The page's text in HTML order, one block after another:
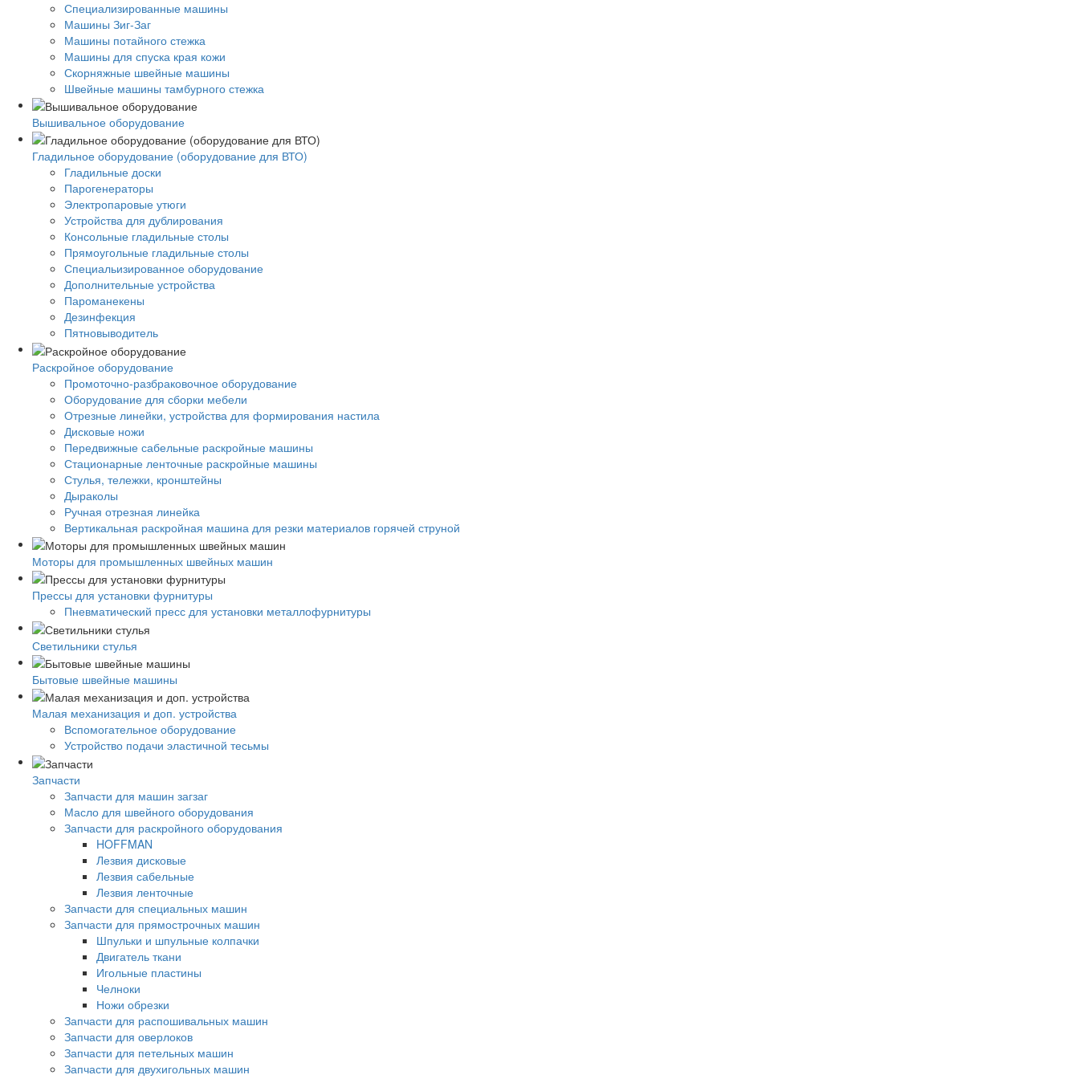
Специализированные машины
Машины Зиг-Заг
Машины потайного стежка
Машины для спуска края кожи
Скорняжные швейные машины
Швейные машины тамбурного стежка
Вышивальное оборудование
Гладильное оборудование (оборудование для ВТО)
Гладильные доски
Парогенераторы
Электропаровые утюги
Устройства для дублирования
Консольные гладильные столы
Прямоугольные гладильные столы
Специальизированное оборудование
Дополнительные устройства
Пароманекены
Дезинфекция
Пятновыводитель
Раскройное оборудование
Промоточно-разбраковочное оборудование
Оборудование для сборки мебели
Отрезные линейки, устройства для формирования настила
Дисковые ножи
Передвижные сабельные раскройные машины
Стационарные ленточные раскройные машины
Стулья, тележки, кронштейны
Дыраколы
Ручная отрезная линейка
Вертикальная раскройная машина для резки материалов горячей струной
Моторы для промышленных швейных машин
Прессы для установки фурнитуры
Пневматический пресс для установки металлофурнитуры
Светильники стулья
Бытовые швейные машины
Малая механизация и доп. устройства
Вспомогательное оборудование
Устройство подачи эластичной тесьмы
Запчасти
Запчасти для машин загзаг
Масло для швейного оборудования
Запчасти для раскройного оборудования
HOFFMAN
Лезвия дисковые
Лезвия сабельные
Лезвия ленточные
Запчасти для специальных машин
Запчасти для прямострочных машин
Шпульки и шпульные колпачки
Двигатель ткани
Игольные пластины
Челноки
Ножи обрезки
Запчасти для распошивальных машин
Запчасти для оверлоков
Запчасти для петельных машин
Запчасти для двухигольных машин